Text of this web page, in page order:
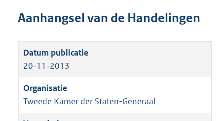
Aanhangsel van de Handelingen
20-11-2013
Tweede Kamer der Staten-Generaal